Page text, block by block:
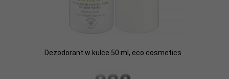
Dezodorant w kulce 50 ml, eco cosmetics